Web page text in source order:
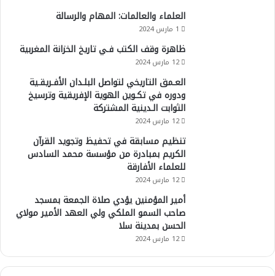
العلماء والعالمات: المهام والرسالة
1 مارس 2024
ظاهرة وقف الكتب فـي تاريخ الخزانة المغربية
12 مارس 2024
العـمق التاريخي لتواصل البلـدان الأفـريقـية
ودوره في تكـوين الهوية الإفريقية وترسيخ
الثوابت الـدينية المشتركة
12 مارس 2024
تنظيم مسابقة في تحفيظ وتجويد القرآن
الكريم بمبادرة من مؤسسة محمد السادس
للعلماء الأفارقة
12 مارس 2024
أمير المؤمنين يؤدي صلاة الجمعة بمسجد
صاحب السمو الملكي ولي العهد الأمير مولاي
الحسن بمدينة سلا
12 مارس 2024